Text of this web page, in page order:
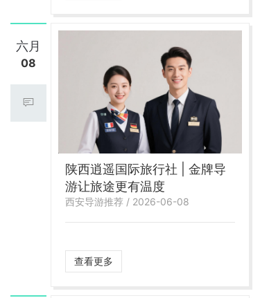
六月
08
陕西逍遥国际旅行社 | 金牌导
游让旅途更有温度
西安导游推荐 / 2026-06-08
查看更多